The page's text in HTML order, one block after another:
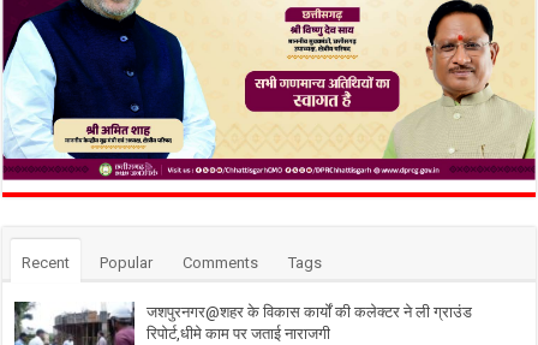
Recent Popular Comments Tags
जशपुरनगर@शहर के विकास कार्यों की कलेक्टर ने ली ग्राउंड
रिपोर्ट,धीमे काम पर जताई नाराजगी